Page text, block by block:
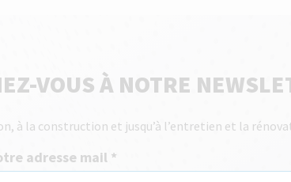
VOUS À NOTRE
à la construction et jusqu’à l’entretien et la
adresse mail